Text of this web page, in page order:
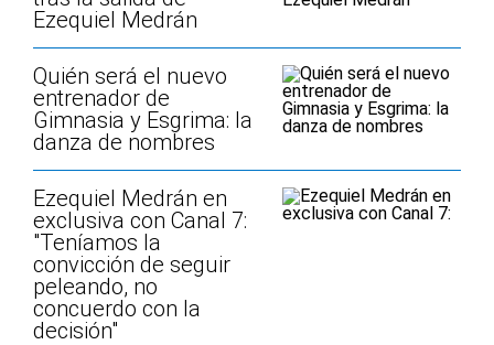
Ezequiel Medrán
Quién será el nuevo
entrenador de
Gimnasia y Esgrima: la
danza de nombres
Ezequiel Medrán en
exclusiva con Canal 7:
"Teníamos la
convicción de seguir
peleando, no
concuerdo con la
decisión"